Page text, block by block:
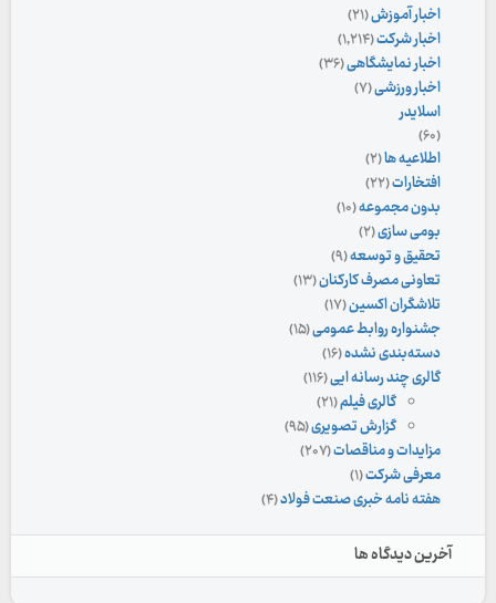
اخبار آموزش(۲۱)
اخبار شرکت(۱,۲۱۴)
اخبار نمایشگاهی(۳۶)
اخبار ورزشی(۷)
اسلایدر
(۶۰)
اطلاعیه ها(۲)
افتخارات(۲۲)
بدون مجموعه(۱۰)
بومی سازی(۲)
تحقیق و توسعه(۹)
تعاونی مصرف کارکنان(۱۳)
تلاشگران اکسین(۱۷)
جشنواره روابط عمومی(۱۵)
دسته‌بندی نشده(۱۶)
گالری چند رسانه ایی(۱۱۶)
گالری فیلم(۲۱)
گزارش تصویری(۹۵)
مزایدات و مناقصات(۲۰۷)
معرفی شرکت(۱)
هفته نامه خبری صنعت فولاد(۴)
آخرین دیدگاه ها